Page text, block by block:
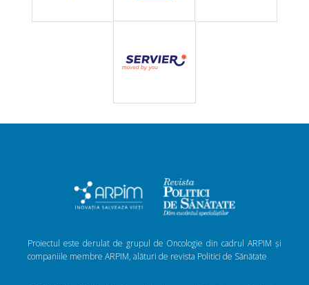
Proiectul este derulat de grupul de Oncologie din cadrul ARPIM și
companiile membre ARPIM, alături de revista Politici de Sănătate